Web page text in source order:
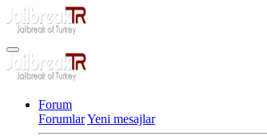
Forum
ForumlarYeni mesajlar